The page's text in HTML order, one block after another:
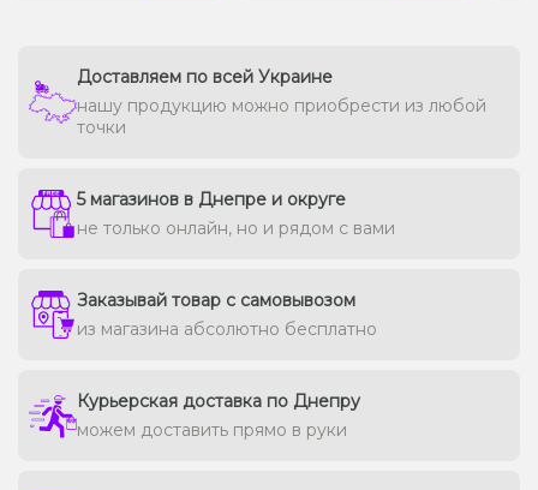
Доставляем по всей Украине
нашу продукцию можно приобрести из любой
точки
5 магазинов в Днепре и округе
не только онлайн, но и рядом с вами
Заказывай товар с самовывозом
из магазина абсолютно бесплатно
Курьерская доставка по Днепру
можем доставить прямо в руки